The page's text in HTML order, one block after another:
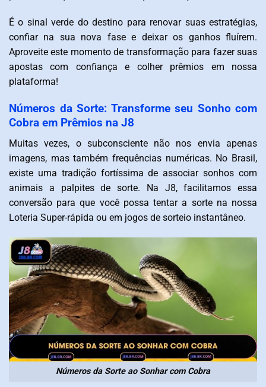
É o sinal verde do destino para renovar suas estratégias,
confiar na sua nova fase e deixar os ganhos fluírem.
Aproveite este momento de transformação para fazer suas
apostas com confiança e colher prêmios em nossa
plataforma!
Números da Sorte: Transforme seu Sonho com
Cobra em Prêmios na J8
Muitas vezes, o subconsciente não nos envia apenas
imagens, mas também frequências numéricas. No Brasil,
existe uma tradição fortíssima de associar sonhos com
animais a palpites de sorte. Na J8, facilitamos essa
conversão para que você possa tentar a sorte na nossa
Loteria Super-rápida ou em jogos de sorteio instantâneo.
Números da Sorte ao Sonhar com Cobra